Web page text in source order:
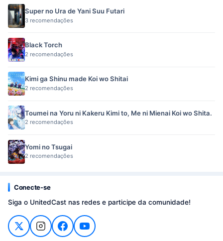
Super no Ura de Yani Suu Futari
3 recomendações
Black Torch
2 recomendações
Kimi ga Shinu made Koi wo Shitai
2 recomendações
Toumei na Yoru ni Kakeru Kimi to, Me ni Mienai Koi wo Shita.
2 recomendações
Yomi no Tsugai
2 recomendações
Conecte-se
Siga o UnitedCast nas redes e participe da comunidade!